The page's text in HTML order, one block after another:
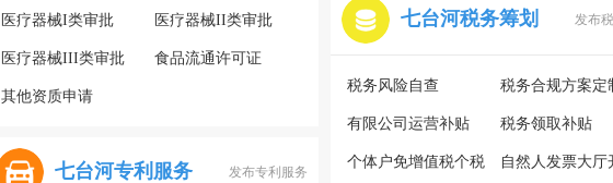
医疗器械I类审批 医疗器械II类审批
医疗器械III类审批 食品流通许可证
其他资质申请
七台河专利服务 发布专利服务
七台河税务筹划 发布
税务风险自查 税务合规方案定
有限公司运营补贴 税务领取补贴
个体户免增值税个税 自然人发票大厅